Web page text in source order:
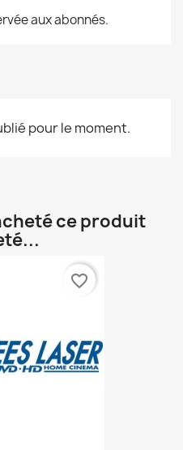
aux abonnés.
pour le moment.
ce produit
favorite_border